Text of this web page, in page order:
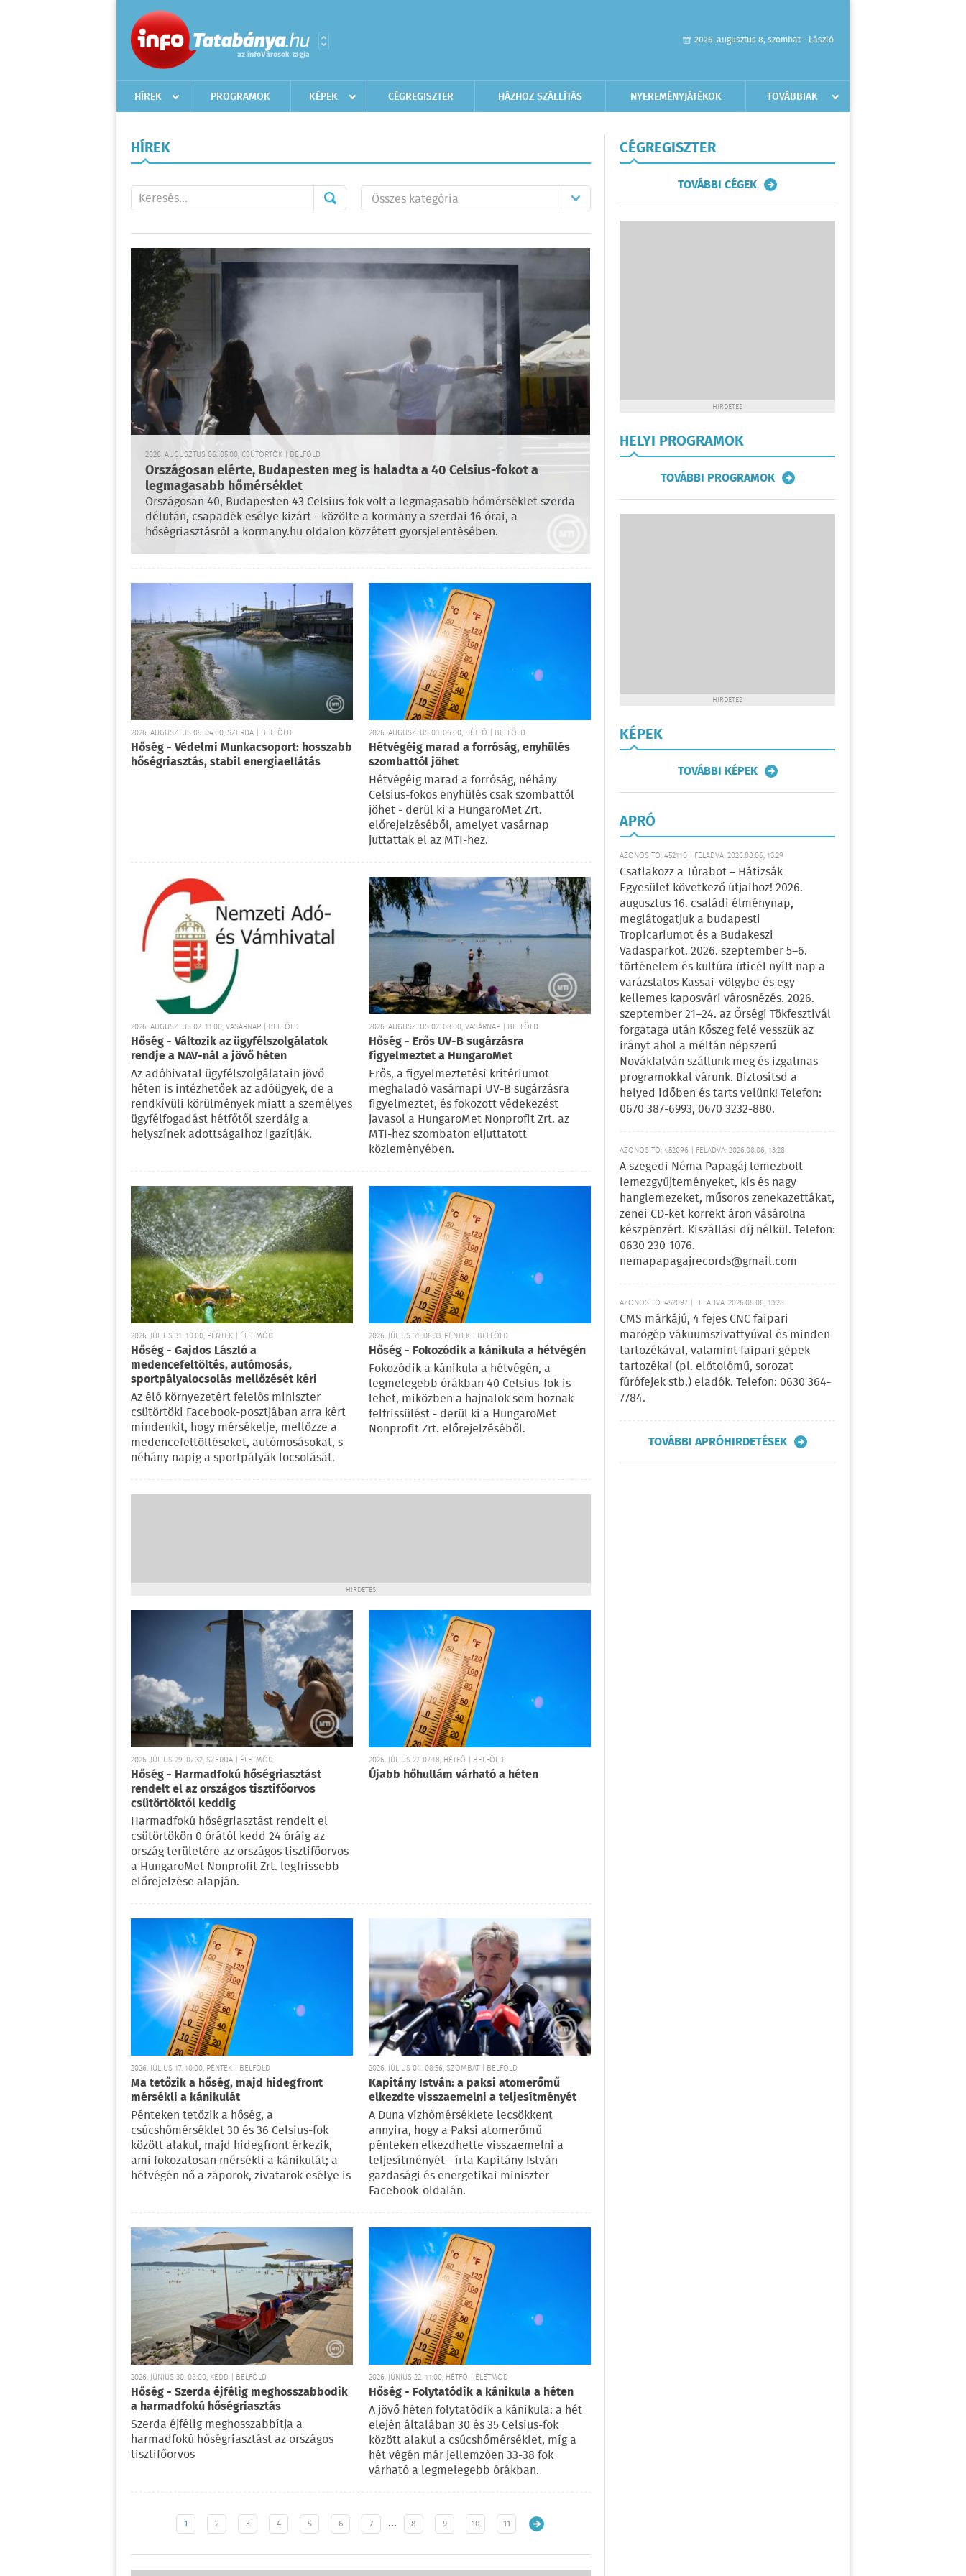
2026. augusztus 8, szombat - László
HÍREK PROGRAMOK KÉPEK CÉGREGISZTER HÁZHOZ SZÁLLÍTÁS NYEREMÉNYJÁTÉKOK TOVÁBBIAK
HÍREK
2026. AUGUSZTUS 06. 05:00, CSÜTÖRTÖK | BELFÖLD
Országosan elérte, Budapesten meg is haladta a 40 Celsius-fokot a
legmagasabb hőmérséklet
Országosan 40, Budapesten 43 Celsius-fok volt a legmagasabb hőmérséklet szerda
délután, csapadék esélye kizárt - közölte a kormány a szerdai 16 órai, a
hőségriasztásról a kormany.hu oldalon közzétett gyorsjelentésében.
2026. AUGUSZTUS 05. 04:00, SZERDA | BELFÖLD
Hőség - Védelmi Munkacsoport: hosszabb
hőségriasztás, stabil energiaellátás
2026. AUGUSZTUS 03. 06:00, HÉTFŐ | BELFÖLD
Hétvégéig marad a forróság, enyhülés
szombattól jöhet
Hétvégéig marad a forróság, néhány
Celsius-fokos enyhülés csak szombattól
jöhet - derül ki a HungaroMet Zrt.
előrejelzéséből, amelyet vasárnap
juttattak el az MTI-hez.
2026. AUGUSZTUS 02. 11:00, VASÁRNAP | BELFÖLD
Hőség - Változik az ügyfélszolgálatok
rendje a NAV-nál a jövő héten
Az adóhivatal ügyfélszolgálatain jövő
héten is intézhetőek az adóügyek, de a
rendkívüli körülmények miatt a személyes
ügyfélfogadást hétfőtől szerdáig a
helyszínek adottságaihoz igazítják.
2026. AUGUSZTUS 02. 08:00, VASÁRNAP | BELFÖLD
Hőség - Erős UV-B sugárzásra
figyelmeztet a HungaroMet
Erős, a figyelmeztetési kritériumot
meghaladó vasárnapi UV-B sugárzásra
figyelmeztet, és fokozott védekezést
javasol a HungaroMet Nonprofit Zrt. az
MTI-hez szombaton eljuttatott
közleményében.
2026. JÚLIUS 31. 10:00, PÉNTEK | ÉLETMÓD
Hőség - Gajdos László a
medencefeltöltés, autómosás,
sportpályalocsolás mellőzését kéri
Az élő környezetért felelős miniszter
csütörtöki Facebook-posztjában arra kért
mindenkit, hogy mérsékelje, mellőzze a
medencefeltöltéseket, autómosásokat, s
néhány napig a sportpályák locsolását.
2026. JÚLIUS 31. 06:33, PÉNTEK | BELFÖLD
Hőség - Fokozódik a kánikula a hétvégén
Fokozódik a kánikula a hétvégén, a
legmelegebb órákban 40 Celsius-fok is
lehet, miközben a hajnalok sem hoznak
felfrissülést - derül ki a HungaroMet
Nonprofit Zrt. előrejelzéséből.
HIRDETÉS
2026. JÚLIUS 29. 07:32, SZERDA | ÉLETMÓD
Hőség - Harmadfokú hőségriasztást
rendelt el az országos tisztifőorvos
csütörtöktől keddig
Harmadfokú hőségriasztást rendelt el
csütörtökön 0 órától kedd 24 óráig az
ország területére az országos tisztifőorvos
a HungaroMet Nonprofit Zrt. legfrissebb
előrejelzése alapján.
2026. JÚLIUS 27. 07:18, HÉTFŐ | BELFÖLD
Újabb hőhullám várható a héten
2026. JÚLIUS 17. 10:00, PÉNTEK | BELFÖLD
Ma tetőzik a hőség, majd hidegfront
mérsékli a kánikulát
Pénteken tetőzik a hőség, a
csúcshőmérséklet 30 és 36 Celsius-fok
között alakul, majd hidegfront érkezik,
ami fokozatosan mérsékli a kánikulát; a
hétvégén nő a záporok, zivatarok esélye is
2026. JÚLIUS 04. 08:56, SZOMBAT | BELFÖLD
Kapitány István: a paksi atomerőmű
elkezdte visszaemelni a teljesítményét
A Duna vízhőmérséklete lecsökkent
annyira, hogy a Paksi atomerőmű
pénteken elkezdhette visszaemelni a
teljesítményét - írta Kapitány István
gazdasági és energetikai miniszter
Facebook-oldalán.
2026. JÚNIUS 30. 08:00, KEDD | BELFÖLD
Hőség - Szerda éjfélig meghosszabbodik
a harmadfokú hőségriasztás
Szerda éjfélig meghosszabbítja a
harmadfokú hőségriasztást az országos
tisztifőorvos
2026. JÚNIUS 22. 11:00, HÉTFŐ | ÉLETMÓD
Hőség - Folytatódik a kánikula a héten
A jövő héten folytatódik a kánikula: a hét
elején általában 30 és 35 Celsius-fok
között alakul a csúcshőmérséklet, míg a
hét végén már jellemzően 33-38 fok
várható a legmelegebb órákban.
1 2 3 4 5 6 7 … 8 9 10 11
CÉGREGISZTER
TOVÁBBI CÉGEK
HIRDETÉS
HELYI PROGRAMOK
TOVÁBBI PROGRAMOK
HIRDETÉS
KÉPEK
TOVÁBBI KÉPEK
APRÓ
AZONOSÍTÓ: 452110 | FELADVA: 2026.08.06, 13:29
Csatlakozz a Túrabot – Hátizsák
Egyesület következő útjaihoz! 2026.
augusztus 16. családi élménynap,
meglátogatjuk a budapesti
Tropicariumot és a Budakeszi
Vadasparkot. 2026. szeptember 5–6.
történelem és kultúra úticél nyílt nap a
varázslatos Kassai-völgybe és egy
kellemes kaposvári városnézés. 2026.
szeptember 21–24. az Őrségi Tökfesztivál
forgataga után Kőszeg felé vesszük az
irányt ahol a méltán népszerű
Novákfalván szállunk meg és izgalmas
programokkal várunk. Biztosítsd a
helyed időben és tarts velünk! Telefon:
0670 387-6993, 0670 3232-880.
AZONOSÍTÓ: 452096 | FELADVA: 2026.08.06, 13:28
A szegedi Néma Papagáj lemezbolt
lemezgyűjteményeket, kis és nagy
hanglemezeket, műsoros zenekazettákat,
zenei CD-ket korrekt áron vásárolna
készpénzért. Kiszállási díj nélkül. Telefon:
0630 230-1076.
nemapapagajrecords@gmail.com
AZONOSÍTÓ: 452097 | FELADVA: 2026.08.06, 13:28
CMS márkájú, 4 fejes CNC faipari
marógép vákuumszivattyúval és minden
tartozékával, valamint faipari gépek
tartozékai (pl. előtolómű, sorozat
fúrófejek stb.) eladók. Telefon: 0630 364-
7784.
TOVÁBBI APRÓHIRDETÉSEK